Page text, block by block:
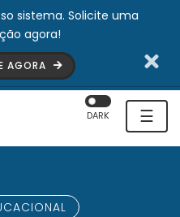
sistema. Solicite uma
agora!
AGORA
☰
DARK